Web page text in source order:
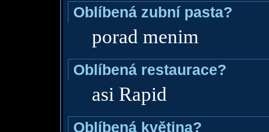
Oblíbená zubní pasta?
porad menim
Oblíbená restaurace?
asi Rapid
Oblíbená květina?